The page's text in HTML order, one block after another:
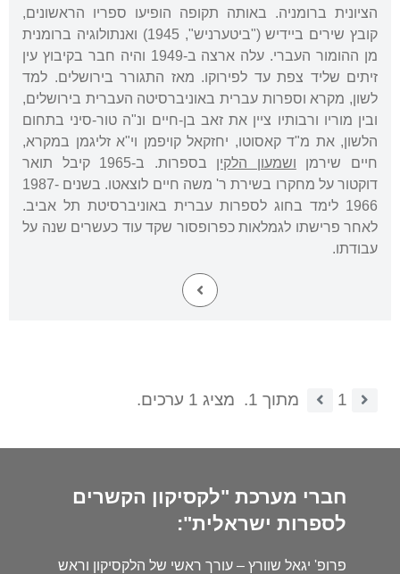
הציונית ברומניה. באותה תקופה הופיעו ספריו הראשונים,
קובץ שירים ביידיש ("ביטערניש", 1945) ואנתולוגיה ברומנית
מן ההומור העברי. עלה ארצה ב-1949 והיה חבר בקיבוץ עין
זיתים שליד צפת עד לפירוקו. מאז התגורר בירושלים. למד
לשון, מקרא וספרות עברית באוניברסיטה העברית בירושלים,
ובין מוריו ורבותיו ציין את זאב בן-חיים ונ"ה טור-סיני בתחום
הלשון, את מ"ד קאסוטו, יחזקאל קויפמן וי"א זליגמן במקרא,
חיים שירמן ושמעון הלקין
בספרות. ב-1965 קיבל תואר
דוקטור על מחקרו בשירת ר' משה חיים לוצאטו. בשנים 1987-
1966 לימד בחוג לספרות עברית באוניברסיטת תל אביב.
לאחר פרישתו לגמלאות כפרופסור שקד עוד כעשרים שנה על
עבודתו.
1 מתוך 1. מציג 1 ערכים.
חברי מערכת "לקסיקון הקשרים
לספרות ישראלית":
פרופ' יגאל שוורץ – עורך ראשי של הלקסיקון וראש